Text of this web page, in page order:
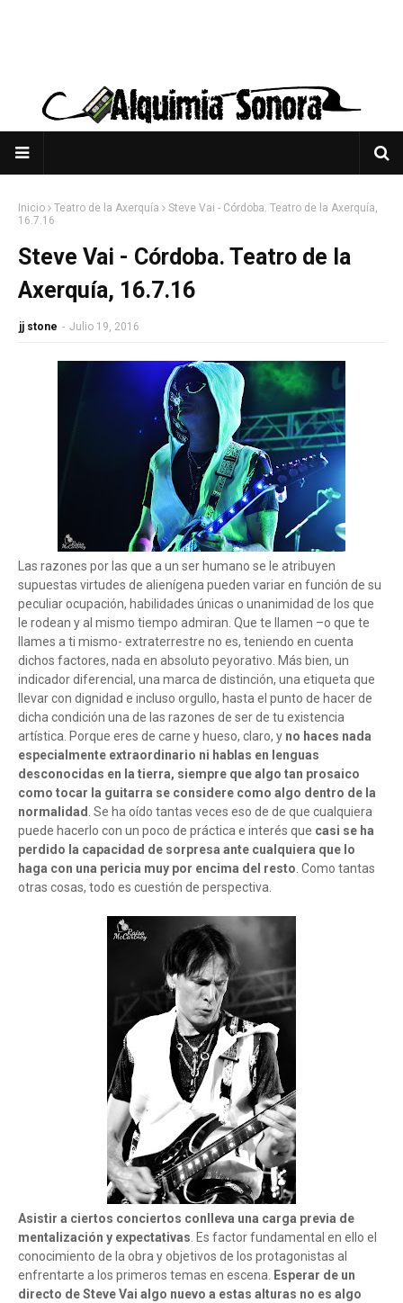
Inicio Teatro de la Axerquía
Steve Vai - Córdoba. Teatro de la Axerquía,
16.7.16
Steve Vai - Córdoba. Teatro de la
Axerquía, 16.7.16
jj stone - Julio 19, 2016
Las razones por las que a un ser humano se le atribuyen
supuestas virtudes de alienígena pueden variar en función de su
peculiar ocupación, habilidades únicas o unanimidad de los que
le rodean y al mismo tiempo admiran. Que te llamen –o que te
llames a ti mismo- extraterrestre no es, teniendo en cuenta
dichos factores, nada en absoluto peyorativo. Más bien, un
indicador diferencial, una marca de distinción, una etiqueta que
llevar con dignidad e incluso orgullo, hasta el punto de hacer de
dicha condición una de las razones de ser de tu existencia
artística. Porque eres de carne y hueso, claro, y no haces nada
especialmente extraordinario ni hablas en lenguas
desconocidas en la tierra, siempre que algo tan prosaico
como tocar la guitarra se considere como algo dentro de la
normalidad . Se ha oído tantas veces eso de de que cualquiera
puede hacerlo con un poco de práctica e interés que casi se ha
perdido la capacidad de sorpresa ante cualquiera que lo
haga con una pericia muy por encima del resto. Como tantas
otras cosas, todo es cuestión de perspectiva.
Asistir a ciertos conciertos conlleva una carga previa de
mentalización y expectativas. Es factor fundamental en ello el
conocimiento de la obra y objetivos de los protagonistas al
enfrentarte a los primeros temas en escena. Esperar de un
directo de Steve Vai algo nuevo a estas alturas no es algo